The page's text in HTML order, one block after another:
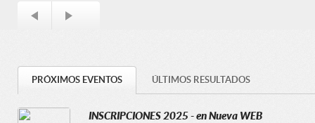
PRÓXIMOS EVENTOS ÚLTIMOS RESULTADOS
INSCRIPCIONES 2025 - en Nueva WEB